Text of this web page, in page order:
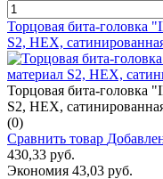
Торцовая бита-головка
S2, HEX,
Торцовая бита-головка
S2, HEX,
(0)
Сравнить товар
430,33 руб.
Экономия 43,03 руб.